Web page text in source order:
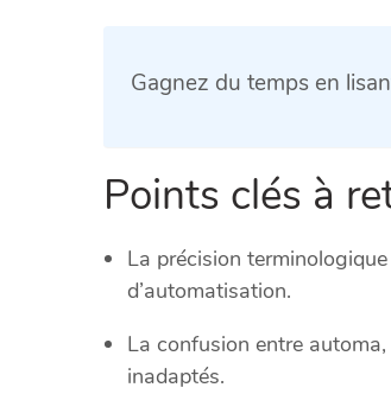
Gagnez du temps en
Points clés à
La précision
d’automatisation.
La confusion entre
inadaptés.